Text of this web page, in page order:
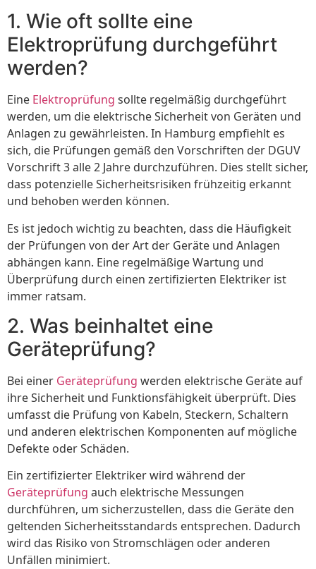
1. Wie oft sollte eine
Elektroprüfung durchgeführt
werden?
Eine Elektroprüfung sollte regelmäßig durchgeführt
werden, um die elektrische Sicherheit von Geräten und
Anlagen zu gewährleisten. In Hamburg empfiehlt es
sich, die Prüfungen gemäß den Vorschriften der DGUV
Vorschrift 3 alle 2 Jahre durchzuführen. Dies stellt sicher,
dass potenzielle Sicherheitsrisiken frühzeitig erkannt
und behoben werden können.
Es ist jedoch wichtig zu beachten, dass die Häufigkeit
der Prüfungen von der Art der Geräte und Anlagen
abhängen kann. Eine regelmäßige Wartung und
Überprüfung durch einen zertifizierten Elektriker ist
immer ratsam.
2. Was beinhaltet eine
Geräteprüfung?
Bei einer Geräteprüfung werden elektrische Geräte auf
ihre Sicherheit und Funktionsfähigkeit überprüft. Dies
umfasst die Prüfung von Kabeln, Steckern, Schaltern
und anderen elektrischen Komponenten auf mögliche
Defekte oder Schäden.
Ein zertifizierter Elektriker wird während der
Geräteprüfung auch elektrische Messungen
durchführen, um sicherzustellen, dass die Geräte den
geltenden Sicherheitsstandards entsprechen. Dadurch
wird das Risiko von Stromschlägen oder anderen
Unfällen minimiert.